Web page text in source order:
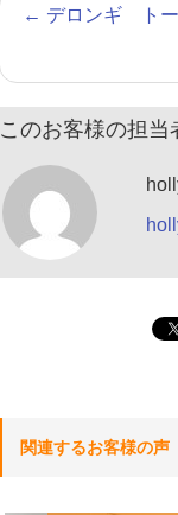
← デロンギ ト
このお客様の担当
関連するお客様の声